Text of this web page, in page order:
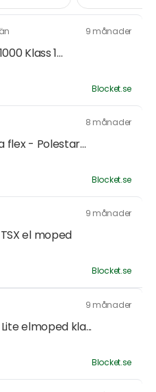
9 månader
Klass 1...
Blocket.se
8 månader
flex - Polestar...
Blocket.se
9 månader
el moped
Blocket.se
9 månader
elmoped kla...
Blocket.se